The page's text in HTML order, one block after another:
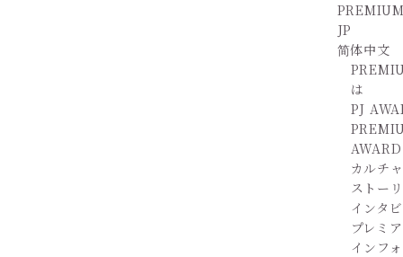
JP
简体中文
は
PJ
AWARD
カルチ
ストー
インタ
プレミ
インフ